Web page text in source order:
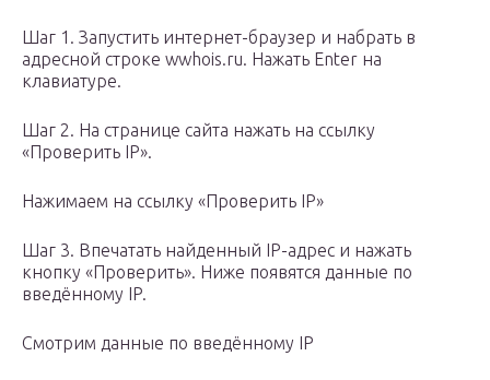
Шаг 1. Запустить интернет-браузер и набрать в
адресной строке wwhois.ru. Нажать Enter на
клавиатуре.
Шаг 2. На странице сайта нажать на ссылку
«Проверить IP».
Нажимаем на ссылку «Проверить IP»
Шаг 3. Впечатать найденный IP-адрес и нажать
кнопку «Проверить». Ниже появятся данные по
введённому IP.
Смотрим данные по введённому IP